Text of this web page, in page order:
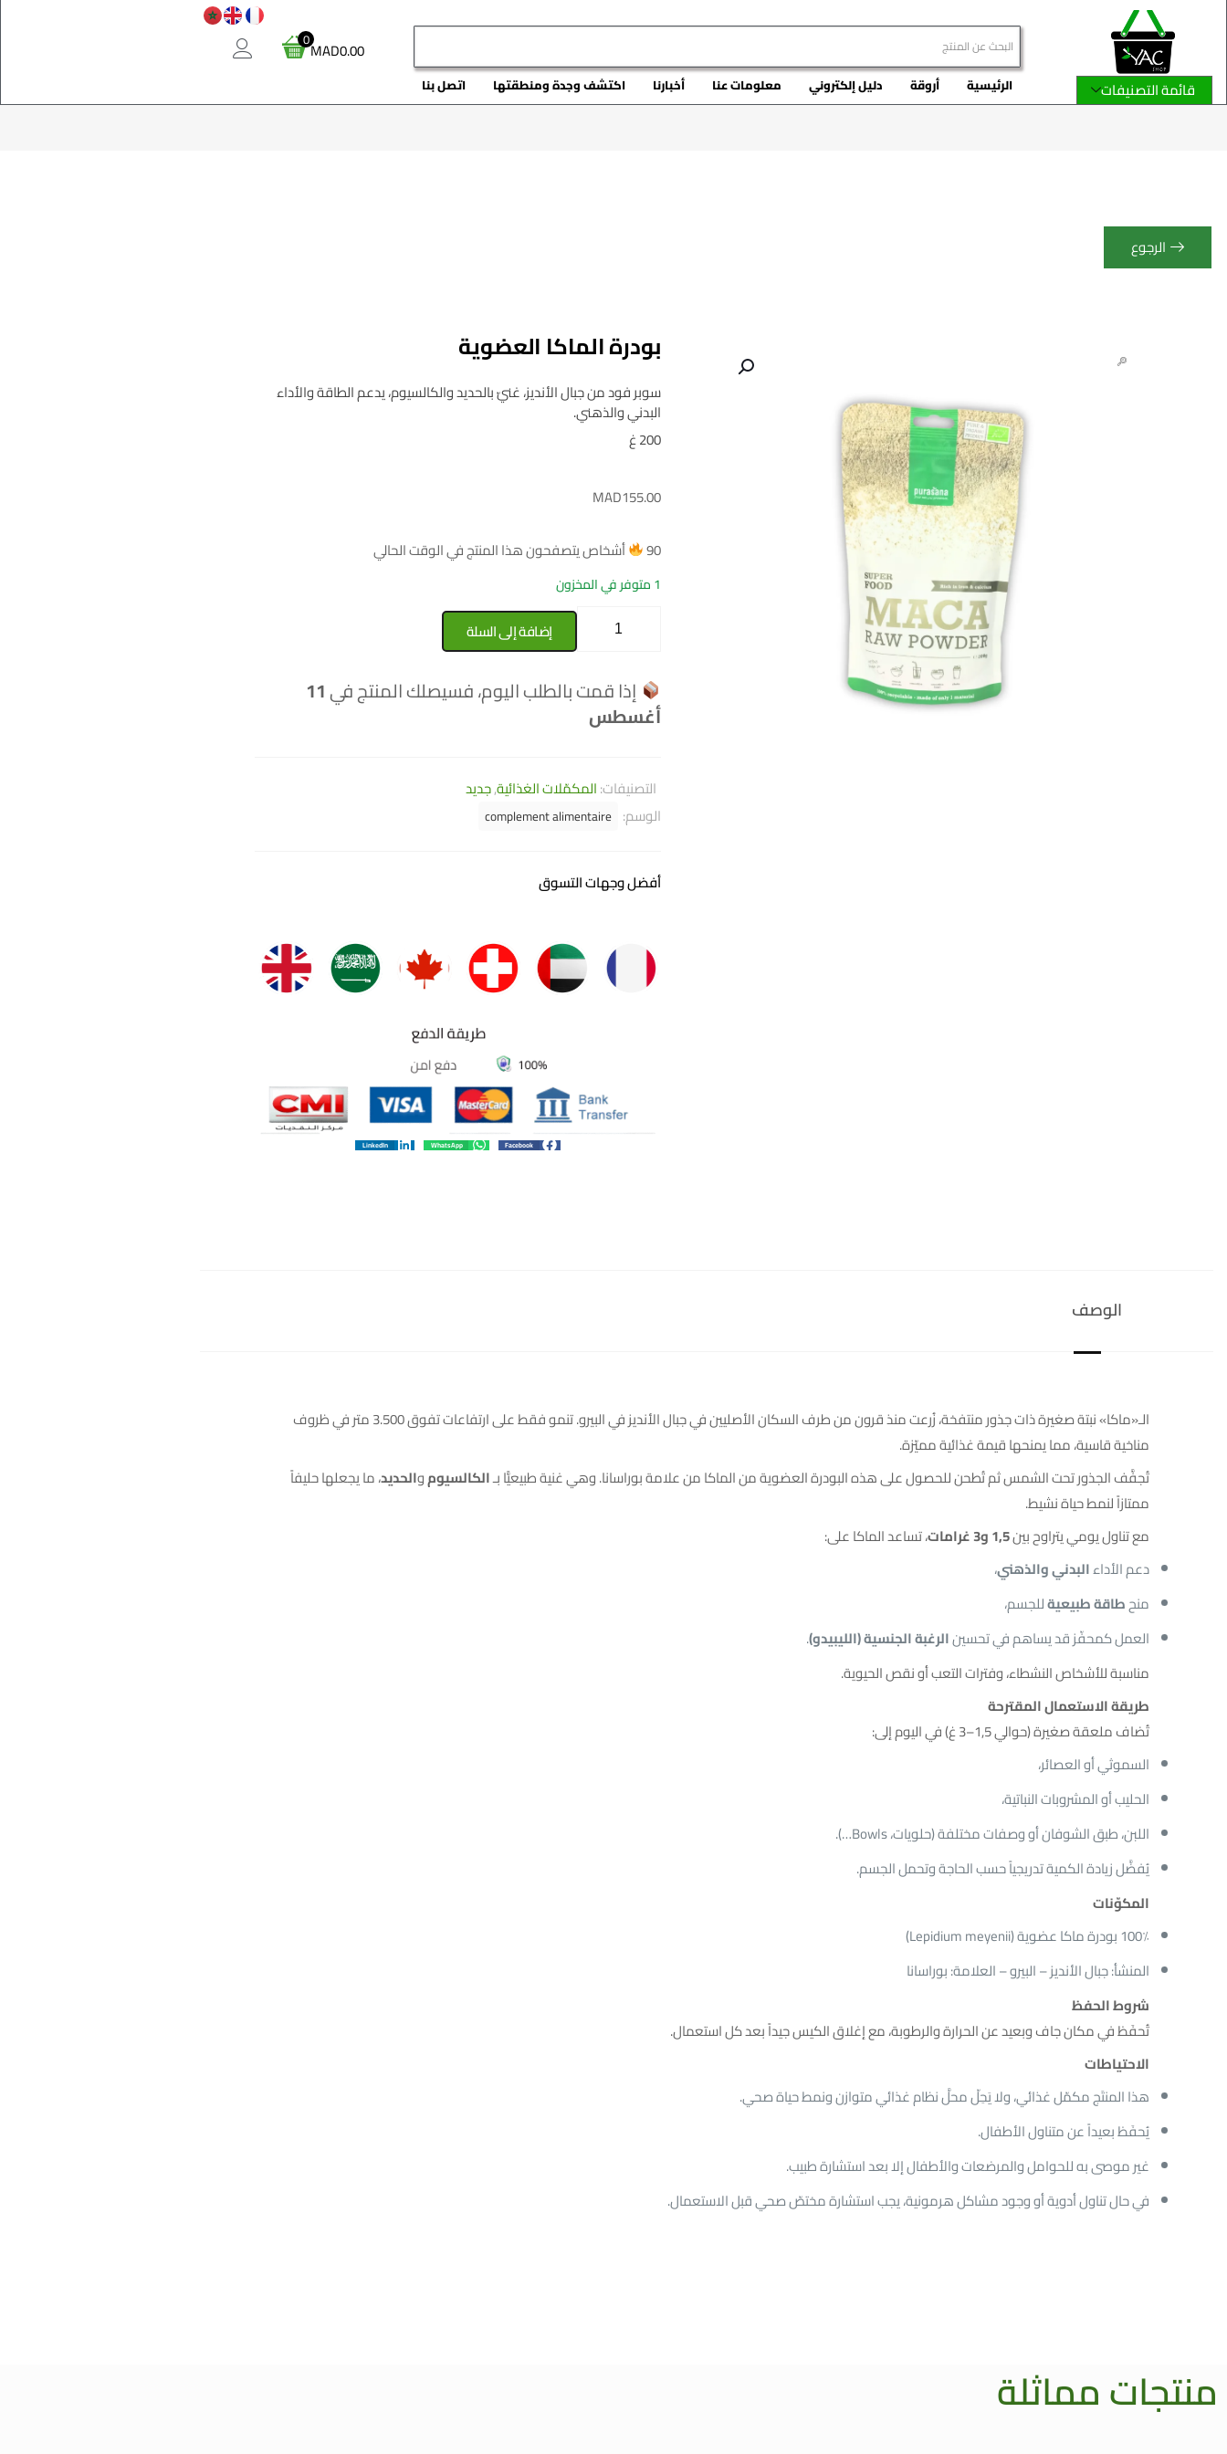
قائمة التصنيفات الرئيسية أروقة دليل إلكتروني معلومات عنا أخبارنا اكتشف وجدة ومنطقتها اتصل بنا
MAD0.00
0
الرجوع
بودرة الماكا العضوية
سوبر فود من جبال الأنديز، غنيّ بالحديد والكالسيوم، يدعم الطاقة والأداء
البدني والذهني.
200 غ
MAD155.00
90
أشخاص يتصفحون هذا المنتج في الوقت الحالي
1 متوفر في المخزون
إضافة إلى السلة
إذا قمت بالطلب اليوم، فسيصلك المنتج في11
أغسطس
التصنيفات:المكمّلات الغذائية,جديد
الوسم: complement alimentaire
أفضل وجهات التسوق
Facebook
WhatsApp
LinkedIn
الوصف
الـ«ماكا» نبتة صغيرة ذات جذور منتفخة، زُرعت منذ قرون من طرف السكان الأصليين في جبال الأنديز في البيرو. تنمو فقط على ارتفاعات تفوق 3.500 متر في ظروف
مناخية قاسية، مما يمنحها قيمة غذائية مميّزة.
تُجفَّف الجذور تحت الشمس ثم تُطحن للحصول على هذه البودرة العضوية من الماكا من علامة بوراسانا. وهي غنية طبيعيًّا بـالكالسيوموالحديد، ما يجعلها حليفاً
ممتازاً لنمط حياة نشيط.
مع تناول يومي يتراوح بين1,5 و3 غرامات
، تساعد الماكا على:
دعم الأداءالبدني والذهني،
منحطاقة طبيعيةللجسم،
العمل كمحفّز قد يساهم في تحسينالرغبة الجنسية (الليبيدو).
مناسبة للأشخاص النشطاء، وفترات التعب أو نقص الحيوية.
طريقة الاستعمال المقترحة
تُضاف ملعقة صغيرة (حوالي 1,5–3 غ) في اليوم إلى:
السموثي أو العصائر،
الحليب أو المشروبات النباتية،
اللبن، طبق الشوفان أو وصفات مختلفة (حلويات، Bowls…).
يُفضَّل زيادة الكمية تدريجياً حسب الحاجة وتحمل الجسم.
المكوّنات
100٪ بودرة ماكا عضوية (Lepidium meyenii)
المنشأ: جبال الأنديز – البيرو – العلامة: بوراسانا
شروط الحفظ
تُحفَظ في مكان جاف وبعيد عن الحرارة والرطوبة، مع إغلاق الكيس جيداً بعد كل استعمال.
الاحتياطات
هذا المنتَج مكمّل غذائي، ولا يَحِلّ محلَّ نظام غذائي متوازن ونمط حياة صحي.
يُحفَظ بعيداً عن متناول الأطفال.
غير موصى به للحوامل والمرضعات والأطفال إلا بعد استشارة طبيب.
في حال تناول أدوية أو وجود مشاكل هرمونية، يجب استشارة مختصّ صحي قبل الاستعمال.
منتجات مماثلة